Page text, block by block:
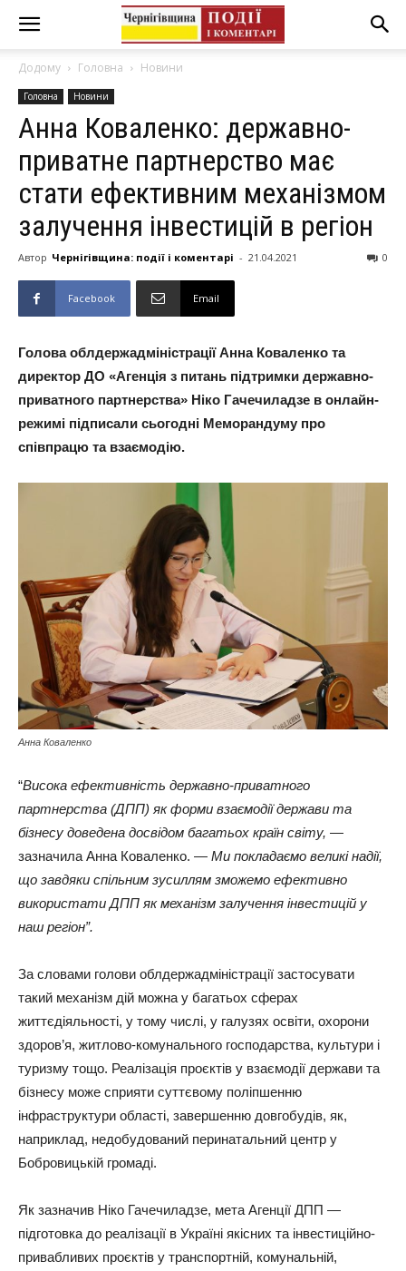
Додому Головна Новини
Головна Новини
Анна Коваленко: державно-
приватне партнерство має
стати ефективним механізмом
залучення інвестицій в регіон
Автор Чернігівщина: події і коментарі - 21.04.2021 0
Facebook Email
Голова облдержадміністрації Анна Коваленко та
директор ДО «Агенція з питань підтримки державно-
приватного партнерства» Ніко Гачечиладзе в онлайн-
режимі підписали сьогодні Меморандуму про
співпрацю та взаємодію.
Анна Коваленко
“Висока ефективність державно-приватного
партнерства (ДПП) як форми взаємодії держави та
бізнесу доведена досвідом багатьох країн світу, —
зазначила Анна Коваленко. — Ми покладаємо великі надії,
що завдяки спільним зусиллям зможемо ефективно
використати ДПП як механізм залучення інвестицій у
наш регіон”.
За словами голови облдержадміністрації застосувати
такий механізм дій можна у багатьох сферах
життєдіяльності, у тому числі, у галузях освіти, охорони
здоров’я, житлово-комунального господарства, культури і
туризму тощо. Реалізація проєктів у взаємодії держави та
бізнесу може сприяти суттєвому поліпшенню
інфраструктури області, завершенню довгобудів, як,
наприклад, недобудований перинатальний центр у
Бобровицькій громаді.
Як зазначив Ніко Гачечиладзе, мета Агенції ДПП —
підготовка до реалізації в Україні якісних та інвестиційно-
привабливих проєктів у транспортній, комунальній,